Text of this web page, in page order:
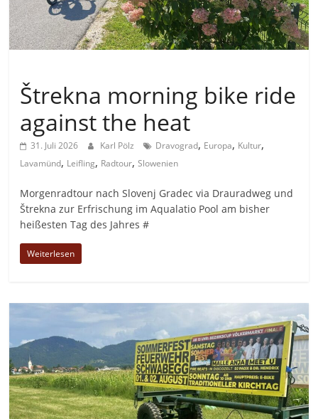
Štrekna morning bike ride
against the heat
31. Juli 2026 Karl Pölz Dravograd, Europa, Kultur,
Lavamünd, Leifling, Radtour,Slowenien
Morgenradtour nach Slovenj Gradec via Drauradweg und
Štrekna zur Erfrischung im Aqualatio Pool am bisher
heißesten Tag des Jahres #
Weiterlesen